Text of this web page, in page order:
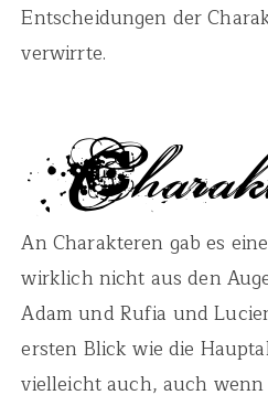
Entscheidungen der
verwirrte.
An Charakteren gab es
wirklich nicht aus den
Adam und Rufia und
ersten Blick wie die
vielleicht auch, auch